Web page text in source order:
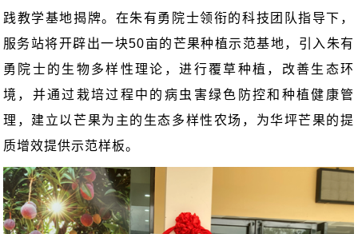
践教学基地揭牌。 在朱有勇院士领衔的科技团队指导下，
服务站将开辟出一块50亩的芒果种植示范基地，引入朱有
勇院士的生物多样性理论，进行覆草种植，改善生态环
境，并通过栽培过程中的病虫害绿色防控和种植健康管
理，建立以芒果为主的生态多样性农场，为华坪芒果的提
质增效提供示范样板。